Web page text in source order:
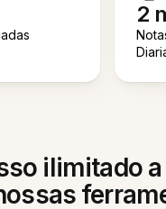
2
ilimitado